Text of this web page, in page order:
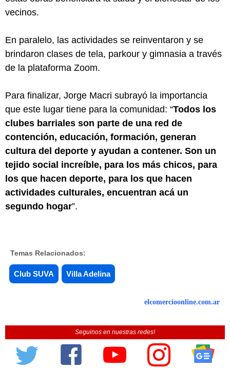
vecinos.
En paralelo, las actividades se reinventaron y se
brindaron clases de tela, parkour y gimnasia a través
de la plataforma Zoom.
Para finalizar, Jorge Macri subrayó la importancia
que este lugar tiene para la comunidad: “Todos los
clubes barriales son parte de una red de
contención, educación, formación, generan
cultura del deporte y ayudan a contener. Son un
tejido social increíble, para los más chicos, para
los que hacen deporte, para los que hacen
actividades culturales, encuentran acá un
segundo hogar”.
Temas Relacionados:
Club SUVA Villa Adelina
elcomercioonline.com.ar
Seguinos en nuestras redes!